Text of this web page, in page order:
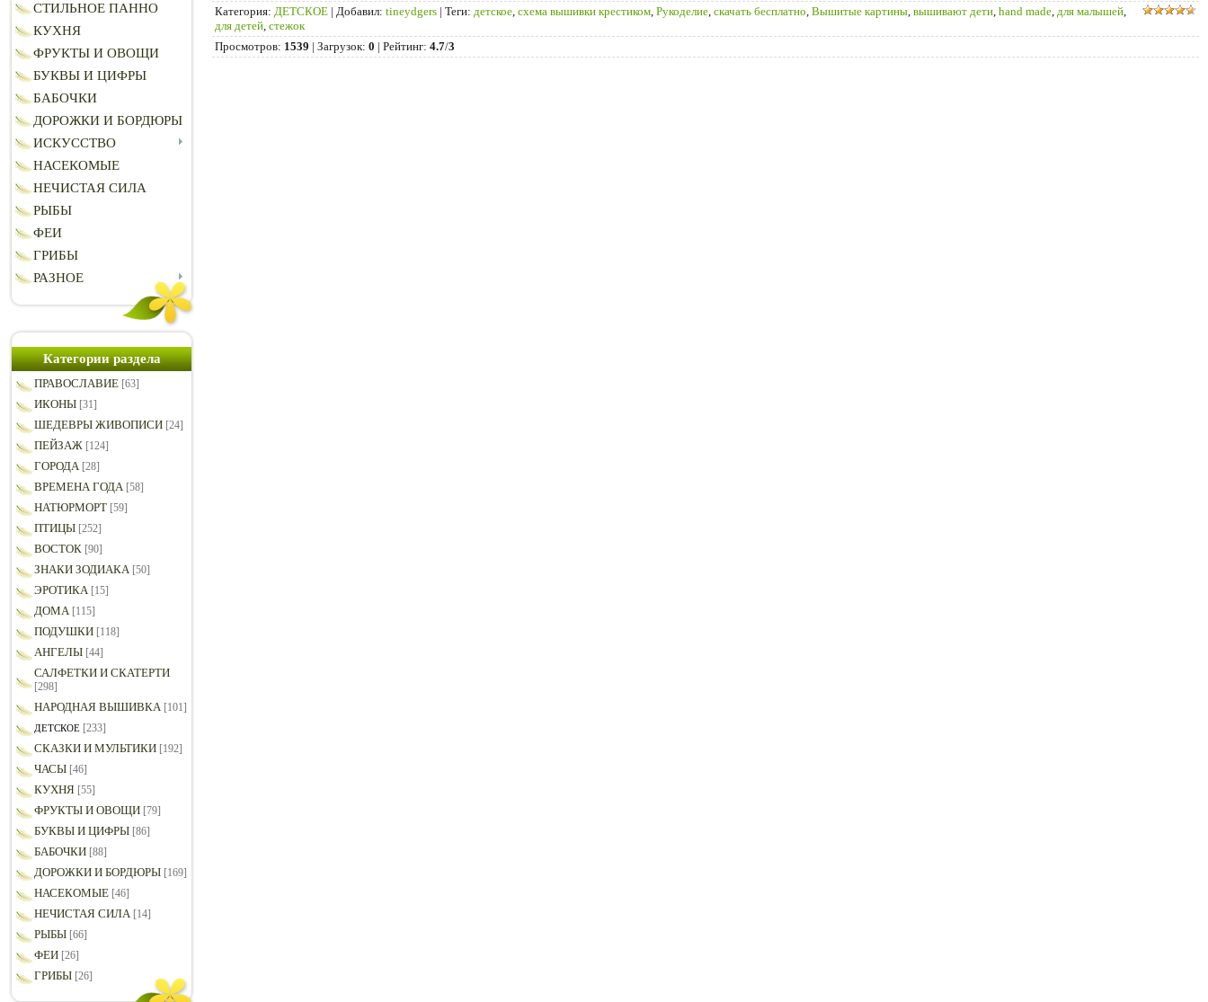
СТИЛЬНОЕ ПАННО
КУХНЯ
ФРУКТЫ И ОВОЩИ
БУКВЫ И ЦИФРЫ
БАБОЧКИ
ДОРОЖКИ И БОРДЮРЫ
ИСКУССТВО
НАСЕКОМЫЕ
НЕЧИСТАЯ СИЛА
РЫБЫ
ФЕИ
ГРИБЫ
РАЗНОЕ
Категории раздела
ПРАВОСЛАВИЕ [63]
ИКОНЫ [31]
ШЕДЕВРЫ ЖИВОПИСИ [24]
ПЕЙЗАЖ [124]
ГОРОДА [28]
ВРЕМЕНА ГОДА [58]
НАТЮРМОРТ [59]
ПТИЦЫ [252]
ВОСТОК [90]
ЗНАКИ ЗОДИАКА [50]
ЭРОТИКА [15]
ДОМА [115]
ПОДУШКИ [118]
АНГЕЛЫ [44]
САЛФЕТКИ И СКАТЕРТИ
[298]
НАРОДНАЯ ВЫШИВКА [101]
ДЕТСКОЕ [233]
СКАЗКИ И МУЛЬТИКИ [192]
ЧАСЫ [46]
КУХНЯ [55]
ФРУКТЫ И ОВОЩИ [79]
БУКВЫ И ЦИФРЫ [86]
БАБОЧКИ [88]
ДОРОЖКИ И БОРДЮРЫ [169]
НАСЕКОМЫЕ [46]
НЕЧИСТАЯ СИЛА [14]
РЫБЫ [66]
ФЕИ [26]
ГРИБЫ [26]
Категория: ДЕТСКОЕ | Добавил: tineydgers | Теги: детское схема вышивки крестиком Рукоделие скачать бесплатно Вышитые картины вышивают дети hand made для малышей
для детей стежок
Просмотров: 1539 | Загрузок: 0 | Рейтинг: 4.7/3